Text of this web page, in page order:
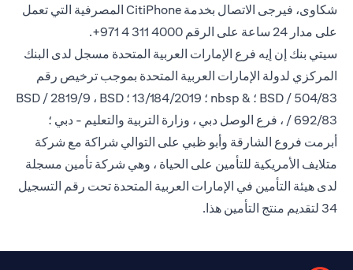
شكاوى، فيرجى الاتصال بخدمة CitiPhone
المصرفية التي تعمل
على مدار 24 ساعة على
الرقم 4000 311 4 971+.
سيتي بنك إن إيه فرع الإمارات العربية المتحدة مسجل لدى البنك
المركزي لدولة الإمارات العربية المتحدة بموجب ترخيص رقم
BSD / 504/83 ؛ & nbsp ؛ 13/184/2019 ؛ BSD / 2819/9 ، BSD
/ 692/83 ، فرع الوصل دبي ، وزارة التربية والتعليم - دبي ؛
أبرمت فروع الشارقة وأبو ظبي على التوالي شراكة مع شركة
متلايف الأمريكية للتأمين على الحياة ، وهي شركة تأمين مسجلة
لدى هيئة التأمين في الإمارات العربية المتحدة تحت رقم التسجيل
34 لتقديم منتج التأمين هذا.